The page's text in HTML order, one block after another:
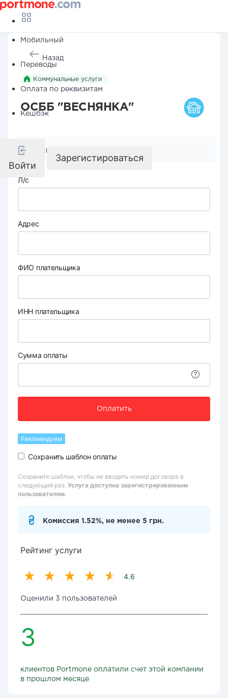
Мобильный
Переводы
Оплата по реквизитам
Кешбэк
Войти
Зарегистироваться
Назад
Коммунальные услуги
ОСББ "ВЕСНЯНКА"
Реквизиты компании
Л/с
Адрес
ФИО плательщика
ИНН плательщика
Сумма оплаты
Оплатить
Рекомендуем
Сохранить шаблон оплаты
Сохраните шаблон, чтобы не вводить номер договора в
следующий раз. Услуга доступна зарегистрированным
пользователям.
Комиссия 1.52%, не менее 5 грн.
Рейтинг услуги
4.6
Оценили 3 пользователей
3
клиентов Portmone оплатили счет этой компании
в прошлом месяце